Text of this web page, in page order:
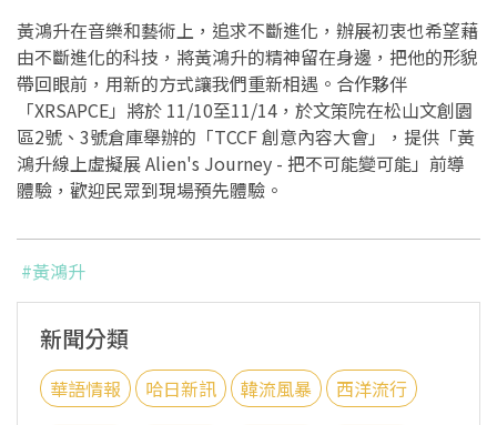
黃鴻升在音樂和藝術上，追求不斷進化，辦展初衷也希望藉
由不斷進化的科技，將黃鴻升的精神留在身邊，把他的形貌
帶回眼前，用新的方式讓我們重新相遇。合作夥伴
「XRSAPCE」將於 11/10至11/14，於文策院在松山文創園
區2號、3號倉庫舉辦的「TCCF 創意內容大會」，提供「黃
鴻升線上虛擬展 Alien's Journey - 把不可能變可能」前導
體驗，歡迎民眾到現場預先體驗。
#黃鴻升
新聞分類
華語情報 哈日新訊 韓流風暴 西洋流行